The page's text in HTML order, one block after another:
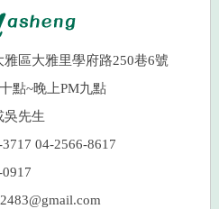
區大雅里學府路250巷6號
點~晚上PM九點
吳先生
04-2566-8617